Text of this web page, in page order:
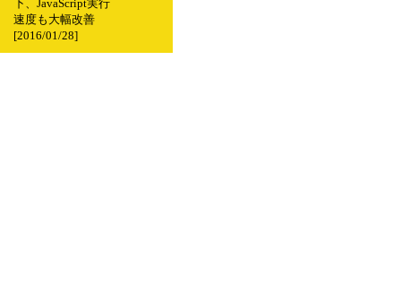
下、JavaScript実行
速度も大幅改善
[2016/01/28]